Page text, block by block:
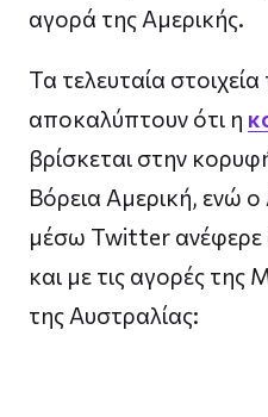
αγορά της Αμερικής.
Τα τελευταία στοιχεία
αποκαλύπτουν ότι η
βρίσκεται στην
Βόρεια Αμερική, ενώ
μέσω Twitter ανέφερε
και με τις αγορές της
της Αυστραλίας: